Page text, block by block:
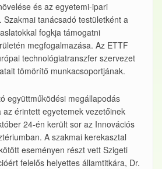
és az egyetemi-ipari
tanácsadó testületként a
fogkja támogatni
megfogalmazása. Az ETTF
technológiatranszfer szervezet
tömörítő munkacsoportjának.
együttműködési megállapodás
érintett egyetemek vezetőinek
24-én került sor az Innovációs
A szakmai kerekasztal
eseményen részt vett Szigeti
felelős helyettes államtitkára, Dr.